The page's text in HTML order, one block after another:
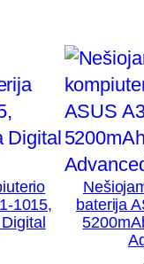
1015,
baterija